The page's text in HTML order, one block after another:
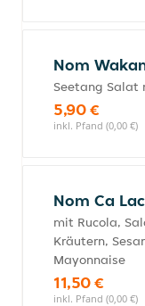
Nom
Seetang Salat
5,90 €
inkl. Pfand (0,00 €)
Nom Ca
mit Rucola,
Kräutern,
Mayonnaise
11,50 €
inkl. Pfand (0,00 €)